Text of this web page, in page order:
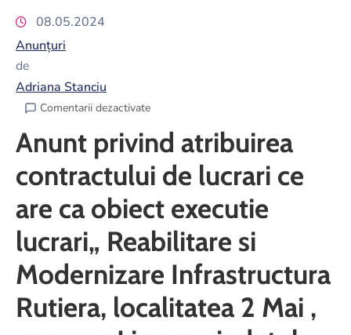
08.05.2024
Anunțuri
de
Adriana Stanciu
Comentarii dezactivate
Anunt privind atribuirea
contractului de lucrari ce
are ca obiect executie
lucrari„ Reabilitare si
Modernizare Infrastructura
Rutiera, localitatea 2 Mai ,